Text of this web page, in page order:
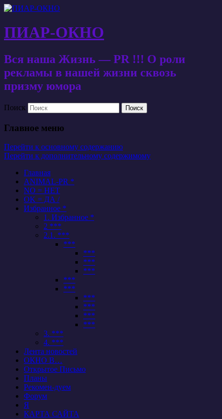
ПИАР-ОКНО
Вся наша Жизнь — PR !!! О роли
рекламы в нашей жизни сквозь
призму юмора
Поиск
Главное меню
Перейти к основному содержанию
Перейти к дополнительному содержимому
Главная
ANIMAL-PR *
NO = НЕТ
OK = ДА /
Избранное *
1. Избранное *
2 ***
2.1. ***
***
***
***
***
***
***
***
***
***
***
3. ***
4. ***
Лента новостей
ОКНО В…
Открытое Письмо
Планы
Рекомен-дуем
Форум
Я
КАРТА САЙТА